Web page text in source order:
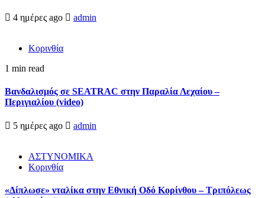
4 ημέρες ago admin
Κορινθία
1 min read
Βανδαλισμός σε SEATRAC στην Παραλία Λεχαίου –
Περιγιαλίου (video)
5 ημέρες ago admin
ΑΣΤΥΝΟΜΙΚΑ
Κορινθία
«Δίπλωσε» νταλίκα στην Εθνική Oδό Κορίνθου – Τριπόλεως